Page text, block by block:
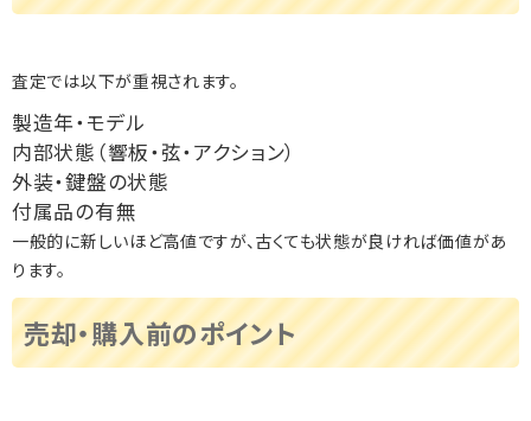
査定では以下が重視されます。
製造年・モデル
内部状態（響板・弦・アクション）
外装・鍵盤の状態
付属品の有無
一般的に新しいほど高値ですが、古くても状態が良ければ価値があ
ります。
売却・購入前のポイント